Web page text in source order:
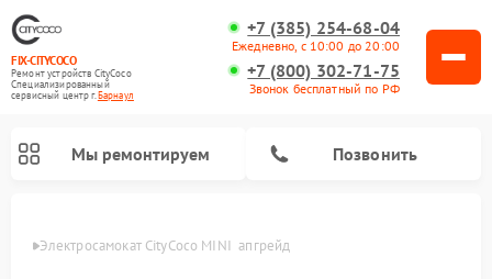
FIX-CITYCOCO
Ремонт устройств CityCoco
Специализированный
cервисный центр г.Барнаул
+7 (385) 254-68-04
Ежедневно, с 10:00 до 20:00
+7 (800) 302-71-75
Звонок бесплатный по РФ
Мы ремонтируем Позвонить
Электросамокат CityCoco MINI  апгрейд